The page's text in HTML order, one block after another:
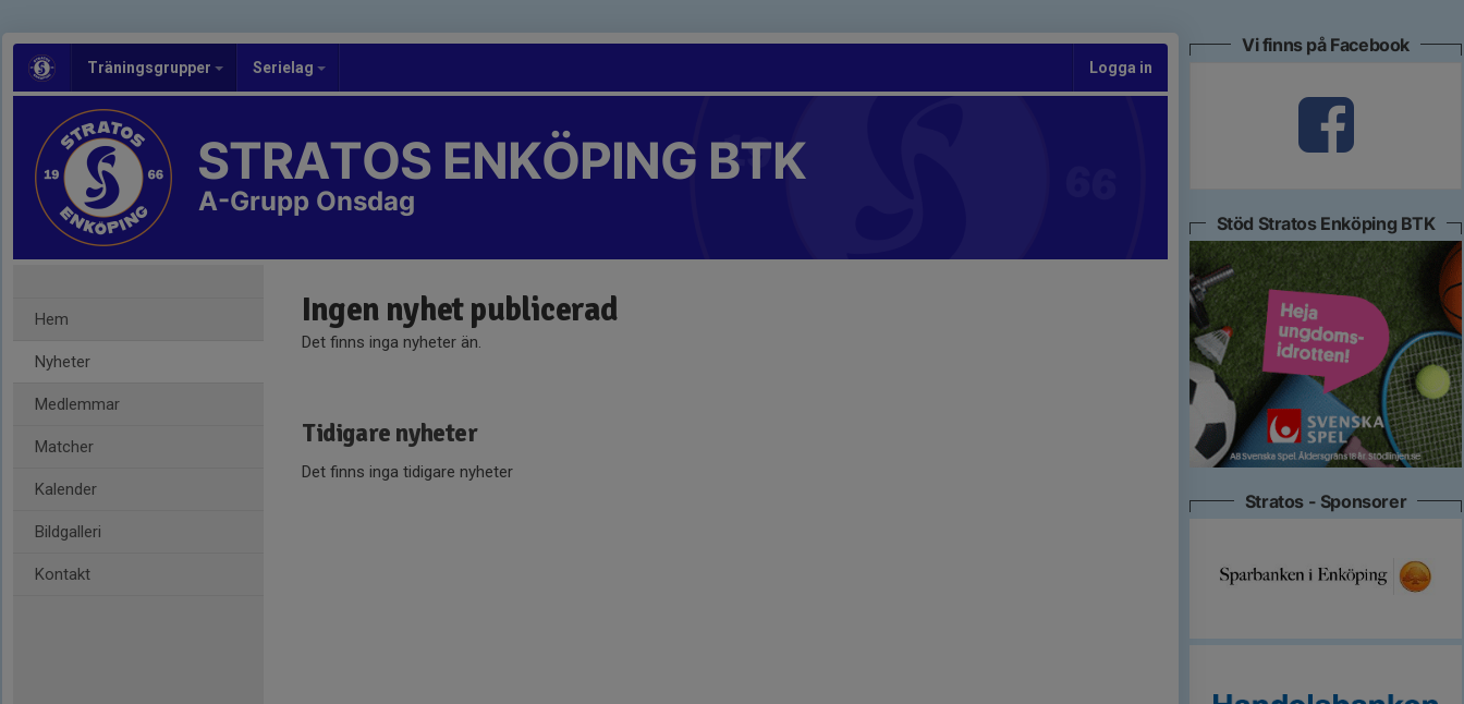
Träningsgrupper Serielag Logga in
STRATOS ENKÖPING BTK
A-Grupp Onsdag
Hem
Nyheter
Medlemmar
Matcher
Kalender
Bildgalleri
Kontakt
Ingen nyhet publicerad
Det finns inga nyheter än.
Tidigare nyheter
Det finns inga tidigare nyheter
Vi finns på Facebook
Stöd Stratos Enköping BTK
Stratos - Sponsorer